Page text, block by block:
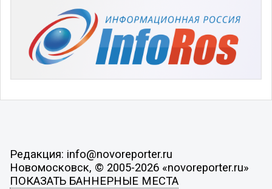
Редакция: info@novoreporter.ru
Новомосковск, © 2005-2026 «novoreporter.ru»
ПОКАЗАТЬ БАННЕРНЫЕ МЕСТА